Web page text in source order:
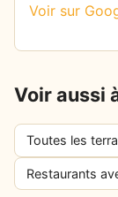
Voir sur
Voir aussi
Toutes les
Restaurants